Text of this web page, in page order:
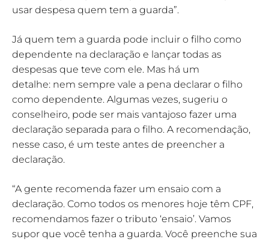
usar despesa quem tem a guarda”.
Já quem tem a guarda pode incluir o filho como
dependente na declaração e lançar todas as
despesas que teve com ele. Mas há um
detalhe: nem sempre vale a pena declarar o filho
como dependente. Algumas vezes, sugeriu o
conselheiro, pode ser mais vantajoso fazer uma
declaração separada para o filho. A recomendação,
nesse caso, é um teste antes de preencher a
declaração.
“A gente recomenda fazer um ensaio com a
declaração. Como todos os menores hoje têm CPF,
recomendamos fazer o tributo ‘ensaio’. Vamos
supor que você tenha a guarda. Você preenche sua